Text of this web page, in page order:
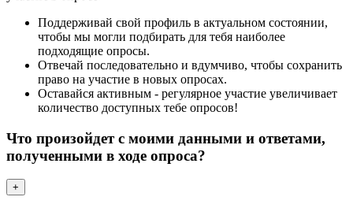
Поддерживай свой профиль в актуальном состоянии,
чтобы мы могли подбирать для тебя наиболее
подходящие опросы.
Отвечай последовательно и вдумчиво, чтобы сохранить
право на участие в новых опросах.
Оставайся активным - регулярное участие увеличивает
количество доступных тебе опросов!
Что произойдет с моими данными и ответами,
полученными в ходе опроса?
+